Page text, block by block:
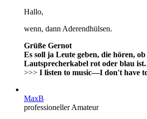
Hallo,
wenn, dann Aderendhülsen.
Grüße Gernot
Es soll ja Leute geben, die hören, ob
Lautsprecherkabel rot oder blau ist.
>>> I listen to music—I don't have
MaxB
professioneller Amateur